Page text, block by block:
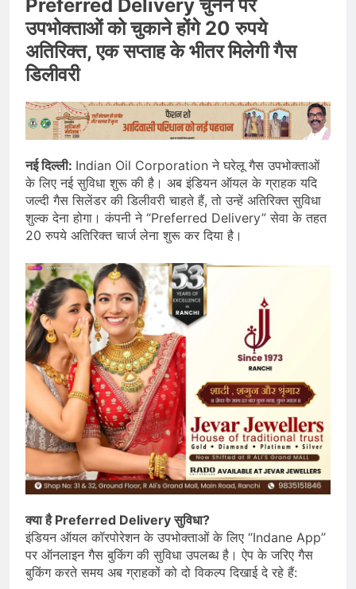
Preferred Delivery चुनने पर
उपभोक्ताओं को चुकाने होंगे 20 रुपये
अतिरिक्त, एक सप्ताह के भीतर मिलेगी गैस
डिलीवरी
नई दिल्ली: Indian Oil Corporation ने घरेलू गैस उपभोक्ताओं
के लिए नई सुविधा शुरू की है। अब इंडियन ऑयल के ग्राहक यदि
जल्दी गैस सिलेंडर की डिलीवरी चाहते हैं, तो उन्हें अतिरिक्त सुविधा
शुल्क देना होगा। कंपनी ने “Preferred Delivery” सेवा के तहत
20 रुपये अतिरिक्त चार्ज लेना शुरू कर दिया है।
क्या है Preferred Delivery सुविधा?
इंडियन ऑयल कॉरपोरेशन के उपभोक्ताओं के लिए “Indane App”
पर ऑनलाइन गैस बुकिंग की सुविधा उपलब्ध है। ऐप के जरिए गैस
बुकिंग करते समय अब ग्राहकों को दो विकल्प दिखाई दे रहे हैं: